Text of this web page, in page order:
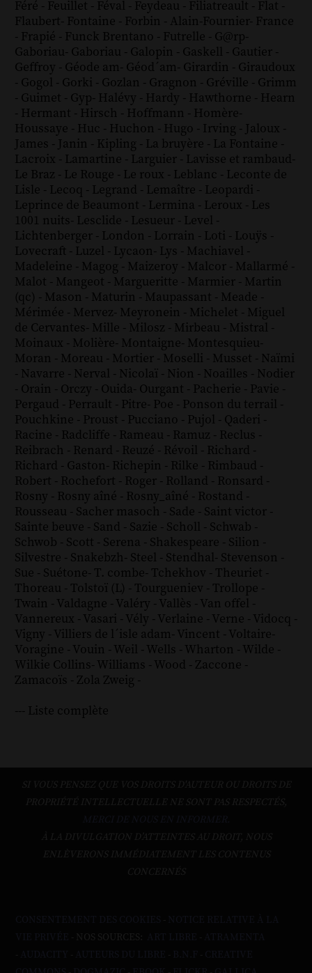
Féré - Feuillet - Féval - Feydeau - Filiatreault - Flat -
Flaubert- Fontaine - Forbin - Alain-Fournier- France
- Frapié - Funck Brentano - Futrelle - G@rp-
Gaboriau- Gaboriau - Galopin - Gaskell - Gautier -
Geffroy - Géode am- Géod´am- Girardin - Giraudoux
- Gogol - Gorki - Gozlan - Gragnon - Gréville - Grimm
- Guimet - Gyp- Halévy - Hardy - Hawthorne - Hearn
- Hermant - Hirsch - Hoffmann - Homère-
Houssaye - Huc - Huchon - Hugo - Irving - Jaloux -
James - Janin - Kipling - La bruyère - La Fontaine -
Lacroix - Lamartine - Larguier - Lavisse et rambaud-
Le Braz - Le Rouge - Le roux - Leblanc - Leconte de
Lisle - Lecoq - Legrand - Lemaître - Leopardi -
Leprince de Beaumont - Lermina - Leroux - Les
1001 nuits- Lesclide - Lesueur - Level -
Lichtenberger - London - Lorrain - Loti - Louÿs -
Lovecraft - Luzel - Lycaon- Lys - Machiavel -
Madeleine - Magog - Maizeroy - Malcor - Mallarmé -
Malot - Mangeot - Margueritte - Marmier - Martin
(qc) - Mason - Maturin - Maupassant - Meade -
Mérimée - Mervez- Meyronein - Michelet - Miguel
de Cervantes- Mille - Milosz - Mirbeau - Mistral -
Moinaux - Molière- Montaigne- Montesquieu-
Moran - Moreau - Mortier - Moselli - Musset - Naïmi
- Navarre - Nerval - Nicolaï - Nion - Noailles - Nodier
- Orain - Orczy - Ouida- Ourgant - Pacherie - Pavie -
Pergaud - Perrault - Pitre- Poe - Ponson du terrail -
Pouchkine - Proust - Pucciano - Pujol - Qaderi -
Racine - Radcliffe - Rameau - Ramuz - Reclus -
Reibrach - Renard - Reuzé - Révoil - Richard -
Richard - Gaston- Richepin - Rilke - Rimbaud -
Robert - Rochefort - Roger - Rolland - Ronsard -
Rosny - Rosny aîné - Rosny_aîné - Rostand -
Rousseau - Sacher masoch - Sade - Saint victor -
Sainte beuve - Sand - Sazie - Scholl - Schwab -
Schwob - Scott - Serena - Shakespeare - Silion -
Silvestre - Snakebzh- Steel - Stendhal- Stevenson -
Sue - Suétone- T. combe- Tchekhov - Theuriet -
Thoreau - Tolstoï (L) - Tourgueniev - Trollope -
Twain - Valdagne - Valéry - Vallès - Van offel -
Vannereux - Vasari - Vély - Verlaine - Verne - Vidocq -
Vigny - Villiers de l´isle adam- Vincent - Voltaire-
Voragine - Vouin - Weil - Wells - Wharton - Wilde -
Wilkie Collins- Williams - Wood - Zaccone -
Zamacoïs - Zola Zweig -
--- Liste complète